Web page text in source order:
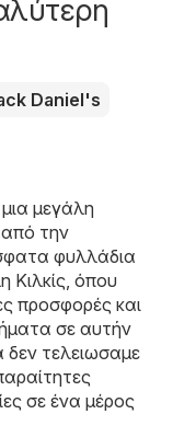
Daniel's
μεγάλη
την
φυλλάδια
Κιλκίς, όπου
προσφορές και
σε αυτήν
δεν τελειωσαμε
σε ένα μέρος